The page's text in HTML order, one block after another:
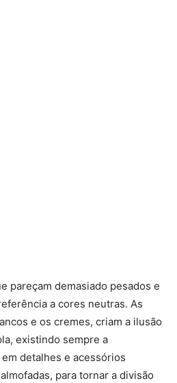
pareçam demasiado pesados e
a cores neutras. As
e os cremes, criam a ilusão
existindo sempre a
detalhes e acessórios
para tornar a divisão